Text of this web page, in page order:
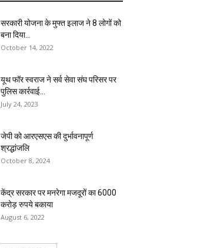
सरकारी योजना के मुफ्त इलाज ने 8 लोगों को
बना दिया...
October 14, 2022
यूथ फॉर स्वराज ने सर्व सेवा संघ परिसर पर
पुलिस कार्रवाई...
July 24, 2023
जेपी को आरएसएस की दुर्भावनापूर्ण
श्रद्धांजलि
October 8, 2024
केंद्र सरकार पर मनरेगा मजदूरों का 6000
करोड़ रुपये बकाया
August 6, 2022